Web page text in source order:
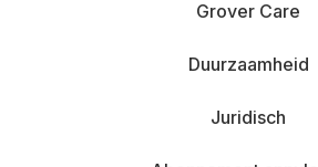
Grover Care
Duurzaamheid
Juridisch